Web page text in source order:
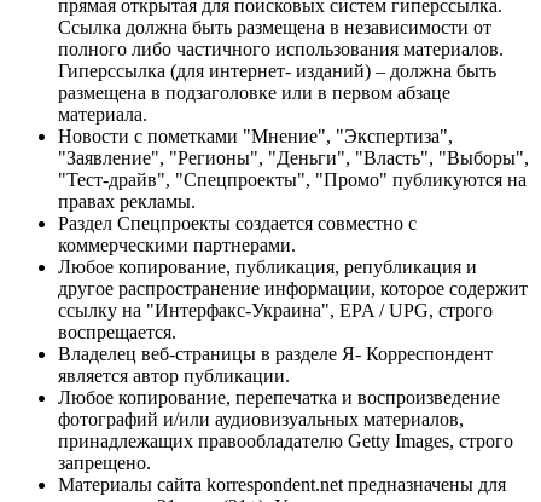
прямая открытая для поисковых систем гиперссылка.
Ссылка должна быть размещена в независимости от
полного либо частичного использования материалов.
Гиперссылка (для интернет- изданий) – должна быть
размещена в подзаголовке или в первом абзаце
материала.
Новости с пометками "Мнение", "Экспертиза",
"Заявление", "Регионы", "Деньги", "Власть", "Выборы",
"Тест-драйв", "Спецпроекты", "Промо" публикуются на
правах рекламы.
Раздел Спецпроекты создается совместно с
коммерческими партнерами.
Любое копирование, публикация, републикация и
другое распространение информации, которое содержит
ссылку на "Интерфакс-Украина", EPA / UPG, строго
воспрещается.
Владелец веб-страницы в разделе Я- Корреспондент
является автор публикации.
Любое копирование, перепечатка и воспроизведение
фотографий и/или аудиовизуальных материалов,
принадлежащих правообладателю Getty Images, строго
запрещено.
Материалы сайта korrespondent.net предназначены для